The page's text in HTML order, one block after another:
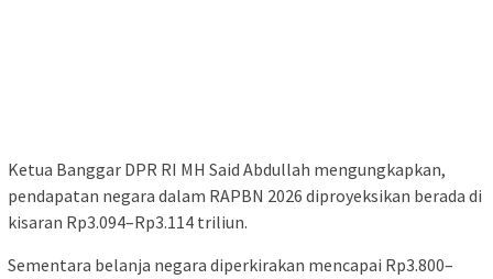
Ketua Banggar DPR RI MH Said Abdullah mengungkapkan,
pendapatan negara dalam RAPBN 2026 diproyeksikan berada di
kisaran Rp3.094–Rp3.114 triliun.
Sementara belanja negara diperkirakan mencapai Rp3.800–